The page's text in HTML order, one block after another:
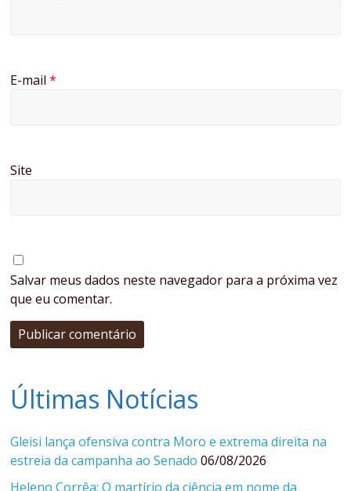
E-mail*
Site
Salvar meus dados neste navegador para a próxima vez
que eu comentar.
Últimas Notícias
Gleisi lança ofensiva contra Moro e extrema direita na
estreia da campanha ao Senado 06/08/2026
Heleno Corrêa: O martírio da ciência em nome da